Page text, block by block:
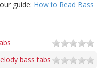
guide: How to Read Bass
bass tabs